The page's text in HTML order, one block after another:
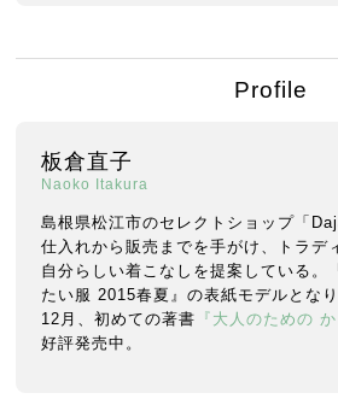
Profile
板倉直子
Naoko Itakura
島根県松江市のセレクトショップ「
仕入れから販売までを手がけ、トラデ
自分らしい着こなしを提案している。
たい服 2015春夏』の表紙モデルとな
12月、初めての著書 『大人のための
好評発売中。